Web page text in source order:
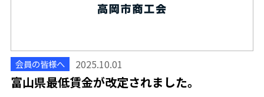
2025.10.01
会員の皆様へ
富山県最低賃金が改定されました。